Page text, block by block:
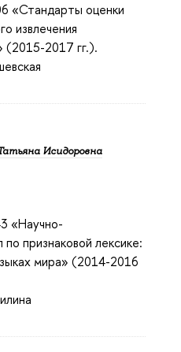
«Стандарты оценки
извлечения
(2015-2017 гг.).
Исидоровна
«Научно-
признаковой лексике:
мира» (2014-2016